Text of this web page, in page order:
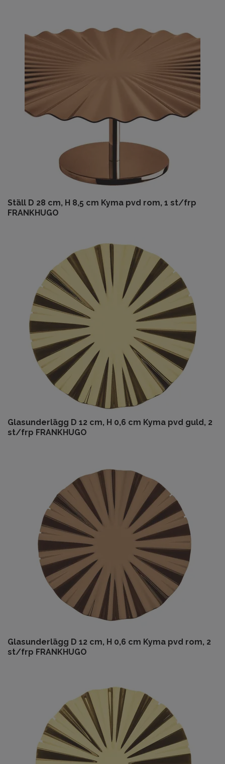
Ställ D 28 cm, H 8,5 cm Kyma pvd rom, 1 st/frp
FRANKHUGO
Glasunderlägg D 12 cm, H 0,6 cm Kyma pvd guld, 2
st/frp FRANKHUGO
Glasunderlägg D 12 cm, H 0,6 cm Kyma pvd rom, 2
st/frp FRANKHUGO